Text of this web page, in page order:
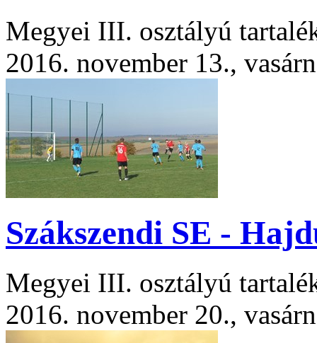
Megyei III. osztályú
2016. november 13.,
Szákszendi SE -
Megyei III. osztályú
2016. november 20.,